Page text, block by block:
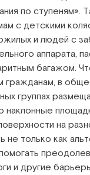
по ступеням».
с детскими
и людей с
аппарата,
багажом.
гражданам, в
группах
наклонные
на
не только как
и другие